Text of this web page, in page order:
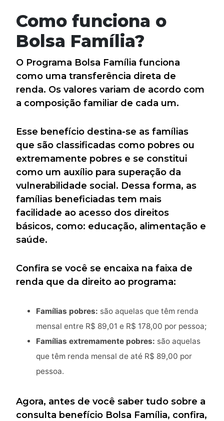
Como funciona o
Bolsa Família?
O Programa Bolsa Família funciona
como uma transferência direta de
renda. Os valores variam de acordo com
a composição familiar de cada um.
Esse benefício destina-se as famílias
que são classificadas como pobres ou
extremamente pobres e se constitui
como um auxílio para superação da
vulnerabilidade social. Dessa forma, as
famílias beneficiadas tem mais
facilidade ao acesso dos direitos
básicos, como: educação, alimentação e
saúde.
Confira se você se encaixa na faixa de
renda que da direito ao programa:
Famílias pobres: são aquelas que têm renda
mensal entre R$ 89,01 e R$ 178,00 por pessoa;
Famílias extremamente pobres: são aquelas
que têm renda mensal de até R$ 89,00 por
pessoa.
Agora, antes de você saber tudo sobre a
consulta benefício Bolsa Família, confira,